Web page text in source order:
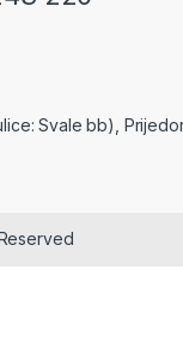
Svale bb),